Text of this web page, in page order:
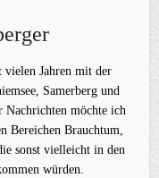
Jahren mit der
Samerberg und
Nachrichten möchte ich
Bereichen Brauchtum,
sonst vielleicht in den
würden.